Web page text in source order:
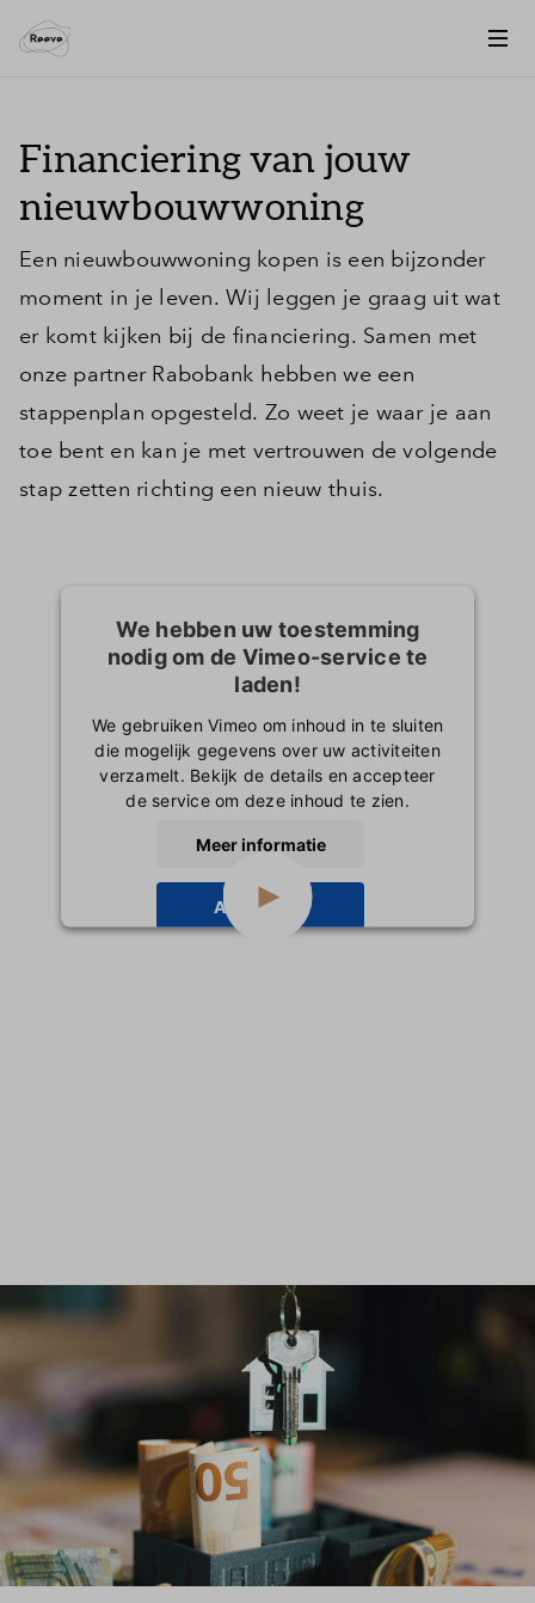
Financiering van jouw
nieuwbouwwoning
Een nieuwbouwwoning kopen is een bijzonder
moment in je leven. Wij leggen je graag uit wat
er komt kijken bij de financiering. Samen met
onze partner Rabobank hebben we een
stappenplan opgesteld. Zo weet je waar je aan
toe bent en kan je met vertrouwen de volgende
stap zetten richting een nieuw thuis.
We hebben uw toestemming
nodig om de Vimeo-service te
laden!
We gebruiken Vimeo om inhoud in te sluiten
die mogelijk gegevens over uw activiteiten
verzamelt. Bekijk de details en accepteer
de service om deze inhoud te zien.
Meer informatie
Accepteren